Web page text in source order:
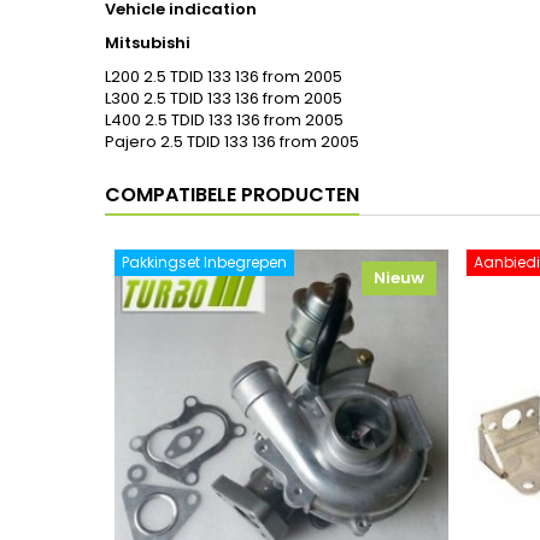
Vehicle indication
Mitsubishi
L200 2.5 TDID 133 136 from 2005
L300 2.5 TDID 133 136 from 2005
L400 2.5 TDID 133 136 from 2005
Pajero 2.5 TDID 133 136 from 2005
COMPATIBELE PRODUCTEN
Pakkingset Inbegrepen
Nieuw